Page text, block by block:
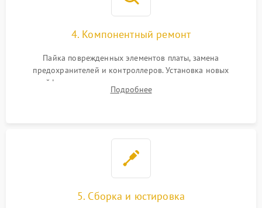
4. Компонентный ремонт
Пайка поврежденных элементов платы, замена
предохранителей и контроллеров. Установка новых
шлейфов, дисплея, механизма затвора или двигателя
автофокуса. Восстановление геометрии тубуса объектива
Подробнее
5. Сборка и юстировка